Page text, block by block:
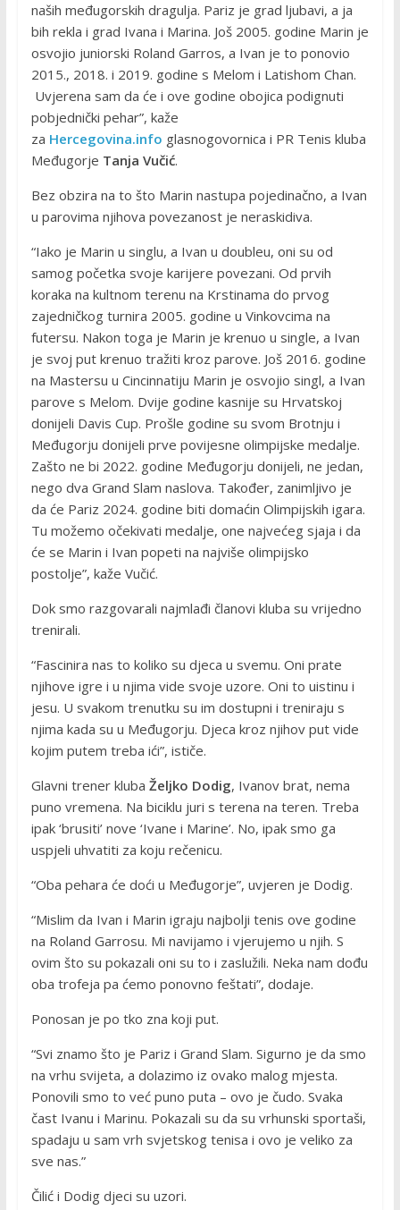
naših međugorskih dragulja. Pariz je grad ljubavi, a ja
bih rekla i grad Ivana i Marina. Još 2005. godine Marin je
osvojio juniorski Roland Garros, a Ivan je to ponovio
2015., 2018. i 2019. godine s Melom i Latishom Chan.
Uvjerena sam da će i ove godine obojica podignuti
pobjednički pehar”, kaže
za Hercegovina.info glasnogovornica i PR Tenis kluba
Međugorje Tanja Vučić.
Bez obzira na to što Marin nastupa pojedinačno, a Ivan
u parovima njihova povezanost je neraskidiva.
“Iako je Marin u singlu, a Ivan u doubleu, oni su od
samog početka svoje karijere povezani. Od prvih
koraka na kultnom terenu na Krstinama do prvog
zajedničkog turnira 2005. godine u Vinkovcima na
futersu. Nakon toga je Marin je krenuo u single, a Ivan
je svoj put krenuo tražiti kroz parove. Još 2016. godine
na Mastersu u Cincinnatiju Marin je osvojio singl, a Ivan
parove s Melom. Dvije godine kasnije su Hrvatskoj
donijeli Davis Cup. Prošle godine su svom Brotnju i
Međugorju donijeli prve povijesne olimpijske medalje.
Zašto ne bi 2022. godine Međugorju donijeli, ne jedan,
nego dva Grand Slam naslova. Također, zanimljivo je
da će Pariz 2024. godine biti domaćin Olimpijskih igara.
Tu možemo očekivati medalje, one najvećeg sjaja i da
će se Marin i Ivan popeti na najviše olimpijsko
postolje”, kaže Vučić.
Dok smo razgovarali najmlađi članovi kluba su vrijedno
trenirali.
“Fascinira nas to koliko su djeca u svemu. Oni prate
njihove igre i u njima vide svoje uzore. Oni to uistinu i
jesu. U svakom trenutku su im dostupni i treniraju s
njima kada su u Međugorju. Djeca kroz njihov put vide
kojim putem treba ići”, ističe.
Glavni trener kluba Željko Dodig, Ivanov brat, nema
puno vremena. Na biciklu juri s terena na teren. Treba
ipak ‘brusiti’ nove ‘Ivane i Marine’. No, ipak smo ga
uspjeli uhvatiti za koju rečenicu.
“Oba pehara će doći u Međugorje”, uvjeren je Dodig.
“Mislim da Ivan i Marin igraju najbolji tenis ove godine
na Roland Garrosu. Mi navijamo i vjerujemo u njih. S
ovim što su pokazali oni su to i zaslužili. Neka nam dođu
oba trofeja pa ćemo ponovno feštati”, dodaje.
Ponosan je po tko zna koji put.
“Svi znamo što je Pariz i Grand Slam. Sigurno je da smo
na vrhu svijeta, a dolazimo iz ovako malog mjesta.
Ponovili smo to već puno puta – ovo je čudo. Svaka
čast Ivanu i Marinu. Pokazali su da su vrhunski sportaši,
spadaju u sam vrh svjetskog tenisa i ovo je veliko za
sve nas.”
Čilić i Dodig djeci su uzori.